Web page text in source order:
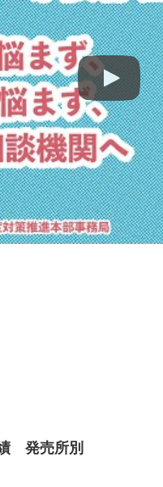
発売所別